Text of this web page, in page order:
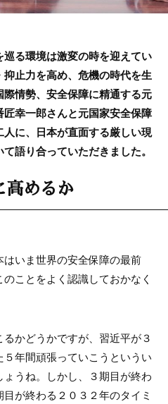
る環境は激変の時を迎えてい
止力を高め、危機の時代を生
情勢、安全保障に精通する元
幸一郎さんと元国家安全保障
に、日本が直面する厳しい現
語り合っていただきました。
高めるか
いま世界の安全保障の最前
ことをよく認識しておかなく
かどうかですが、習近平が３
年間頑張っていこうというい
うね。しかし、３期目が終わ
が終わる２０３２年のタイミ